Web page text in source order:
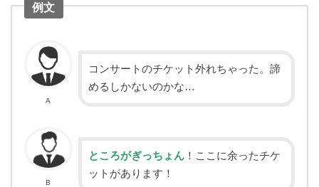
例文
A
コンサートのチケット外れちゃった。諦
めるしかないのかな…
B
ところがぎっちょん ！ここに余ったチケ
ットがあります！